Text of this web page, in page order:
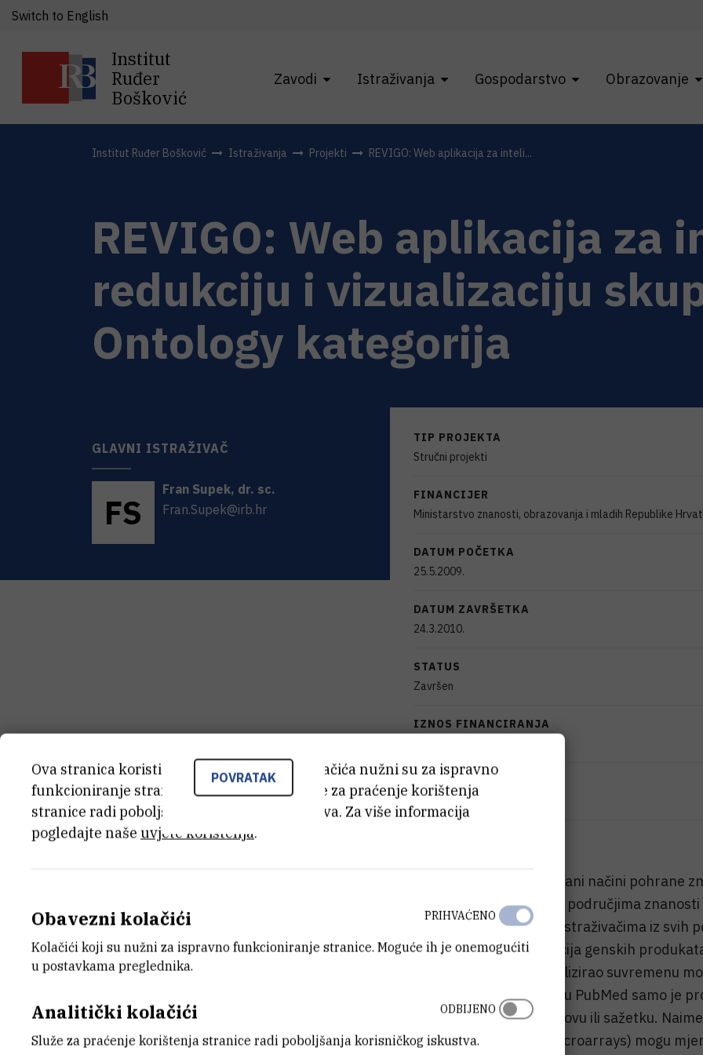
Institut
Ruđer
Bošković
Zavodi Istraživanja Gospodarstvo Obrazovanje
Switch to English
Institut Ruđer Bošković Istraživanja Projekti REVIGO: Web aplikacija za inteli...
REVIGO: Web aplikacija za
redukciju i vizualizaciju
Ontology kategorija
GLAVNI ISTRAŽIVAČ
FS
Fran Supek, dr. sc.
Fran.Supek@irb.hr
TIP PROJEKTA
Stručni projekti
FINANCIJER
Ministarstvo znanosti, obrazovanja i mladih Republike
DATUM POČETKA
25.5.2009.
DATUM ZAVRŠETKA
24.3.2010.
STATUS
Završen
IZNOS FINANCIRANJA
VIŠE INFORMACIJA
CroRIS stranica projekta
Ontologije su strukturirani načini pohrane
upotrebljivost u raznim područjima
Gene Ontology, koja je istraživačima iz
vokabular za opis funkcija genskih
praktički je revolucionalizirao suvremenu
biomedicinsku literaturu PubMed samo je
koji imaju GO već u naslovu ili sažetku.
kao npr. DNA čipovi (microarrays) mogu
POVRATAK
Ova stranica koristi kolačiće. Neki od tih kolačića nužni su za ispravno
funkcioniranje stranice, dok se drugi koriste za praćenje korištenja
stranice radi poboljšanja korisničkog iskustva. Za više informacija
pogledajte naše uvjete korištenja.
Obavezni kolačići
Kolačići koji su nužni za ispravno funkcioniranje stranice. Moguće ih je onemogućiti
u postavkama preglednika.
PRIHVAĆENO
Analitički kolačići
Služe za praćenje korištenja stranice radi poboljšanja korisničkog iskustva.
ODBIJENO